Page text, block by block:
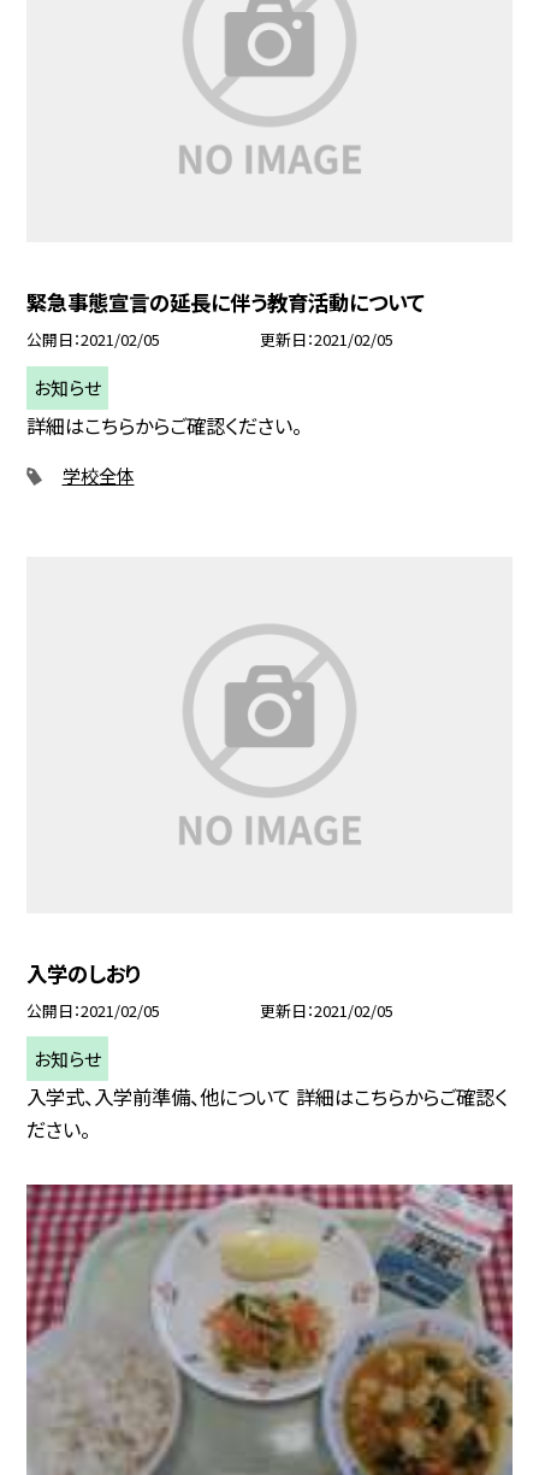
緊急事態宣言の延長に伴う教育活動について
公開日 2021/02/05 更新日 2021/02/05
お知らせ
詳細はこちらからご確認ください。
学校全体
入学のしおり
公開日 2021/02/05 更新日 2021/02/05
お知らせ
入学式、入学前準備、他について 詳細はこちらからご確認く
ださい。